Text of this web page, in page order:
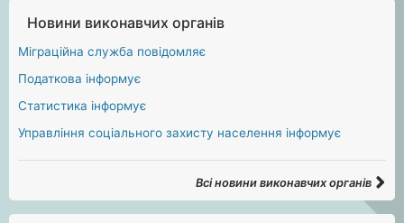
Новини виконавчих органів
Міграційна служба повідомляє
Податкова інформує
Статистика інформує
Управління соціального захисту населення інформує
Всі новини виконавчих органів